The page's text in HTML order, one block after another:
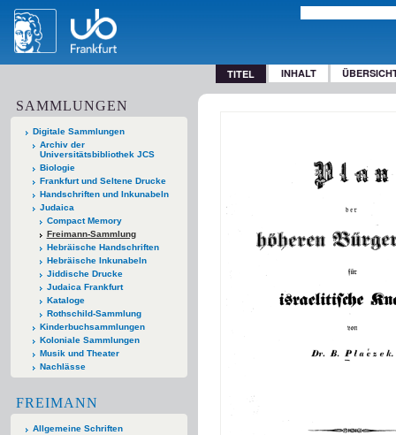
TITEL INHALT
SAMMLUNGEN
Digitale Sammlungen
Archiv der
Universitätsbibliothek JCS
Biologie
Frankfurt und Seltene Drucke
Handschriften und Inkunabeln
Judaica
Compact Memory
Freimann-Sammlung
Hebräische Handschriften
Hebräische Inkunabeln
Jiddische Drucke
Judaica Frankfurt
Kataloge
Rothschild-Sammlung
Kinderbuchsammlungen
Koloniale Sammlungen
Musik und Theater
Nachlässe
FREIMANN
Allgemeine Schriften